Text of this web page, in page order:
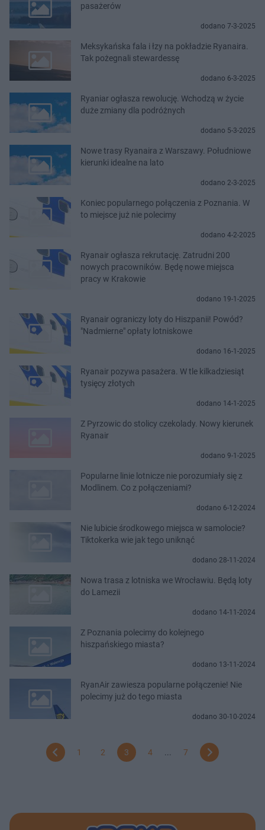
pasażerów
dodano 7-3-2025
Meksykańska fala i łzy na pokładzie Ryanaira.
Tak pożegnali stewardessę
dodano 6-3-2025
Ryaniar ogłasza rewolucję. Wchodzą w życie
duże zmiany dla podróżnych
dodano 5-3-2025
Nowe trasy Ryanaira z Warszawy. Południowe
kierunki idealne na lato
dodano 2-3-2025
Koniec popularnego połączenia z Poznania. W
to miejsce już nie polecimy
dodano 4-2-2025
Ryanair ogłasza rekrutację. Zatrudni 200
nowych pracowników. Będę nowe miejsca
pracy w Krakowie
dodano 19-1-2025
Ryanair ograniczy loty do Hiszpanii! Powód?
"Nadmierne" opłaty lotniskowe
dodano 16-1-2025
Ryanair pozywa pasażera. W tle kilkadziesiąt
tysięcy złotych
dodano 14-1-2025
Z Pyrzowic do stolicy czekolady. Nowy kierunek
Ryanair
dodano 9-1-2025
Popularne linie lotnicze nie porozumiały się z
Modlinem. Co z połączeniami?
dodano 6-12-2024
Nie lubicie środkowego miejsca w samolocie?
Tiktokerka wie jak tego uniknąć
dodano 28-11-2024
Nowa trasa z lotniska we Wrocławiu. Będą loty
do Lamezii
dodano 14-11-2024
Z Poznania polecimy do kolejnego
hiszpańskiego miasta?
dodano 13-11-2024
RyanAir zawiesza popularne połączenie! Nie
polecimy już do tego miasta
dodano 30-10-2024
1 2 3 4 ... 7